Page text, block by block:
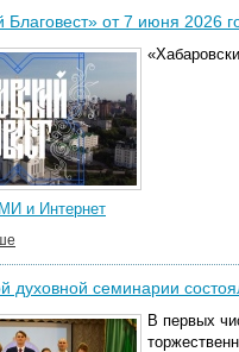
Благовест» от 7 июня 2026
и Интернет
духовной семинарии
В первых